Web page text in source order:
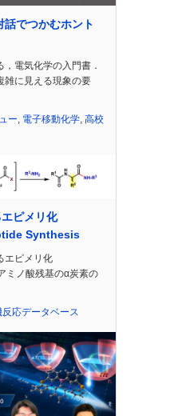
話でつかむホント
電気化学の入門書．
雑に見える現象の要
ー, 電子移動化学, 高校
ピメリ化
Synthesis
エピメリ化
ミノ酸残基のα炭素の
応データベース